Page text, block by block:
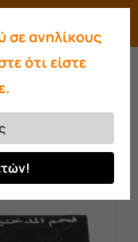
searchaccount
Close
σε ανηλίκους
ότι είστε